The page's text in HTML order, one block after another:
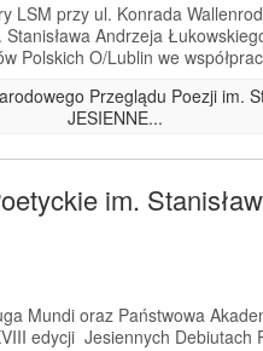
LSM przy ul. Konrada
Andrzeja
Polskich O/Lublin we
Przeglądu Poezji im.
JESIENNE...
im.
Mundi oraz Państwowa
edycji Jesiennych Debiutach